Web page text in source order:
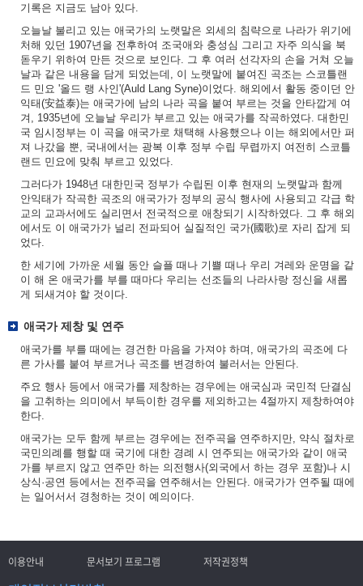
기록은 지금도 남아 있다.
오늘날 불리고 있는 애국가의 노랫말은 외세의 침략으로 나라가 위기에
처해 있던 1907년을 전후하여 조국애와 충성심 그리고 자주 의식을 북
돋우기 위하여 만든 것으로 보인다. 그 후 여러 선각자의 손을 거쳐 오늘
날과 같은 내용을 담게 되었는데, 이 노랫말에 붙여진 곡조는 스코틀랜
드 민요 '올드 랭 사인'(Auld Lang Syne)이었다. 해외에서 활동 중이던 안
익태(安益泰)는 애국가에 남의 나라 곡을 붙여 부르는 것을 안타깝게 여
겨, 1935년에 오늘날 우리가 부르고 있는 애국가를 작곡하였다. 대한민
국 임시정부는 이 곡을 애국가로 채택해 사용했으나 이는 해외에서만 퍼
져 나갔을 뿐, 국내에서는 광복 이후 정부 수립 무렵까지 여전히 스코틀
랜드 민요에 맞춰 부르고 있었다.
그러다가 1948년 대한민국 정부가 수립된 이후 현재의 노랫말과 함께
안익태가 작곡한 곡조의 애국가가 정부의 공식 행사에 사용되고 각급 학
교의 교과서에도 실리면서 전국적으로 애창되기 시작하였다. 그 후 해외
에서도 이 애국가가 널리 전파되어 실질적인 국가(國歌)로 자리 잡게 되
었다.
한 세기에 가까운 세월 동안 슬플 때나 기쁠 때나 우리 겨레와 운명을 같
이 해 온 애국가를 부를 때마다 우리는 선조들의 나라사랑 정신을 새롭
게 되새겨야 할 것이다.
애국가 제창 및 연주
애국가를 부를 때에는 경건한 마음을 가져야 하며, 애국가의 곡조에 다
른 가사를 붙여 부르거나 곡조를 변경하여 불러서는 안된다.
주요 행사 등에서 애국가를 제창하는 경우에는 애국심과 국민적 단결심
을 고취하는 의미에서 부득이한 경우를 제외하고는 4절까지 제창하여야
한다.
애국가는 모두 함께 부르는 경우에는 전주곡을 연주하지만, 약식 절차로
국민의례를 행할 때 국기에 대한 경례 시 연주되는 애국가와 같이 애국
가를 부르지 않고 연주만 하는 의전행사(외국에서 하는 경우 포함)나 시
상식·공연 등에서는 전주곡을 연주해서는 안된다. 애국가가 연주될 때에
는 일어서서 경청하는 것이 예의이다.
이용안내 문서보기 프로그램 저작권정책